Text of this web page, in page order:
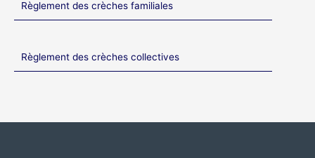
Règlement des crèches familiales
Règlement des crèches collectives